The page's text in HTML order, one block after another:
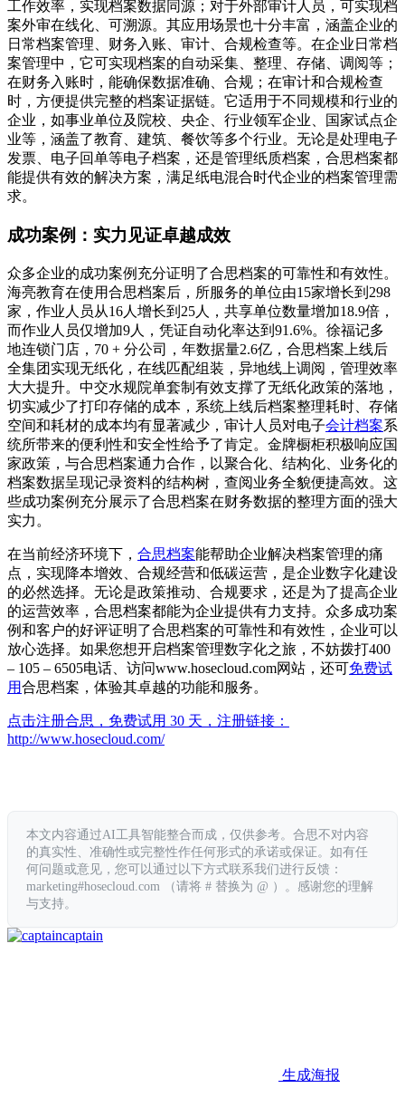
工作效率，实现档案数据同源；对于外部审计人员，可实现档
案外审在线化、可溯源。其应用场景也十分丰富，涵盖企业的
日常档案管理、财务入账、审计、合规检查等。在企业日常档
案管理中，它可实现档案的自动采集、整理、存储、调阅等；
在财务入账时，能确保数据准确、合规；在审计和合规检查
时，方便提供完整的档案证据链。它适用于不同规模和行业的
企业，如事业单位及院校、央企、行业领军企业、国家试点企
业等，涵盖了教育、建筑、餐饮等多个行业。无论是处理电子
发票、电子回单等电子档案，还是管理纸质档案，合思档案都
能提供有效的解决方案，满足纸电混合时代企业的档案管理需
求。
成功案例：实力见证卓越成效
众多企业的成功案例充分证明了合思档案的可靠性和有效性。
海亮教育在使用合思档案后，所服务的单位由15家增长到298
家，作业人员从16人增长到25人，共享单位数量增加18.9倍，
而作业人员仅增加9人，凭证自动化率达到91.6%。徐福记多
地连锁门店，70 + 分公司，年数据量2.6亿，合思档案上线后
全集团实现无纸化，在线匹配组装，异地线上调阅，管理效率
大大提升。中交水规院单套制有效支撑了无纸化政策的落地，
切实减少了打印存储的成本，系统上线后档案整理耗时、存储
空间和耗材的成本均有显著减少，审计人员对电子会计档案系
统所带来的便利性和安全性给予了肯定。金牌橱柜积极响应国
家政策，与合思档案通力合作，以聚合化、结构化、业务化的
档案数据呈现记录资料的结构树，查阅业务全貌便捷高效。这
些成功案例充分展示了合思档案在财务数据的整理方面的强大
实力。
在当前经济环境下， 合思档案能帮助企业解决档案管理的痛
点，实现降本增效、合规经营和低碳运营，是企业数字化建设
的必然选择。无论是政策推动、合规要求，还是为了提高企业
的运营效率，合思档案都能为企业提供有力支持。众多成功案
例和客户的好评证明了合思档案的可靠性和有效性，企业可以
放心选择。如果您想开启档案管理数字化之旅，不妨拨打400
– 105 – 6505电话、访问www.hosecloud.com网站，还可免费试
用合思档案，体验其卓越的功能和服务。
点击注册合思，免费试用 30 天，注册链接：
http://www.hosecloud.com/
本文内容通过AI工具智能整合而成，仅供参考。合思不对内容
的真实性、准确性或完整性作任何形式的承诺或保证。如有任
何问题或意见，您可以通过以下方式联系我们进行反馈：
marketing#hosecloud.com （请将 # 替换为 @ ）。感谢您的理解
与支持。
captain
生成海报